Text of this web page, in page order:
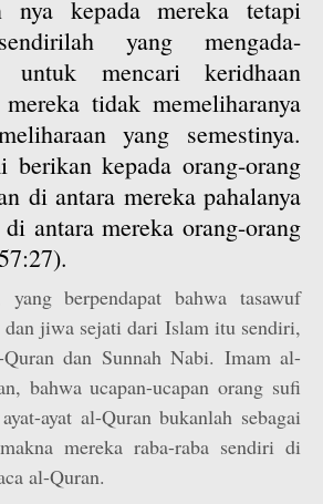
nya kepada mereka tetapi
yang mengada-
untuk mencari keridhaan
tidak memeliharanya
yang semestinya.
berikan kepada orang-orang
di antara mereka pahalanya
antara mereka orang-orang
berpendapat bahwa tasawuf
jiwa sejati dari Islam itu sendiri,
dan Sunnah Nabi. Imam al-
bahwa ucapan-ucapan orang sufi
ayat al-Quran bukanlah sebagai
mereka raba-raba sendiri di
al-Quran.